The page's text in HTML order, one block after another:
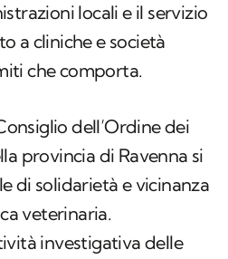
locali e il servizio
a cliniche e società
che comporta.
dell’Ordine dei
provincia di Ravenna si
di solidarietà e vicinanza
veterinaria.
investigativa delle